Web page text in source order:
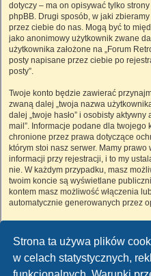
Strona ta używa plików
w celach statystycznych,
dotyczy – ma on opisywać tylko
phpBB. Drugi sposób, w jaki
przez ciebie do nas. Mogą być to
jako anonimowy użytkownik zwane
użytkownika założone na „Forum
posty napisane przez ciebie po
posty”.
Twoje konto będzie zawierać
zwaną dalej „twoja nazwa
dalej „twoje hasło” i osobisty
mail”. Informacje podane dla twojego
chronione przez prawa dotyczące
którym stoi nasz serwer. Mamy
informacji przy rejestracji, i to my
nie. W każdym przypadku, masz
twoim koncie są wyświetlane
kontem masz możliwość włączenia
automatycznie generowanych przez
Twoje hasło jest zaszyfrowane,
używać tego samego hasła na
umożliwia dostęp do twojego konta
i w żadnym wypadku nie podawaj
„Nie pamiętam hasła”. Witryna